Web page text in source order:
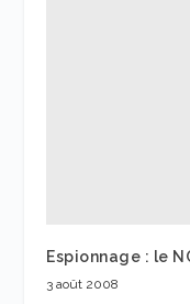
Espionnage : le
3 août 2008